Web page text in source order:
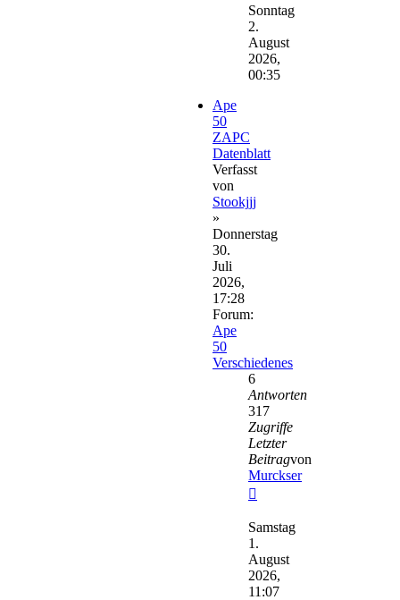
Beitrag
Sonntag
2.
August
2026,
00:35
Ape
50
ZAPC
Datenblatt
Verfasst
von
Stookjjj
»
Donnerstag
30.
Juli
2026,
17:28
Forum:
Ape
50
Verschiedenes
6
Antworten
317
Zugriffe
Letzter
Beitragvon
Murckser
Beitrag
Samstag
1.
August
2026,
11:07